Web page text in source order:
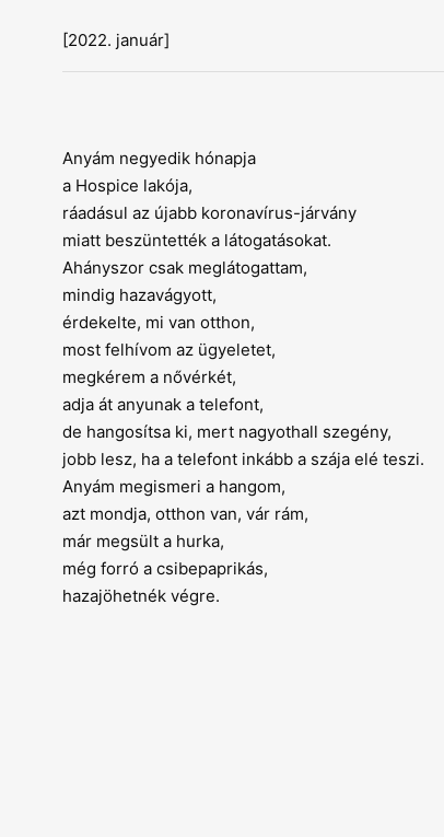
[2022. január]
Anyám negyedik hónapja
a Hospice lakója,
ráadásul az újabb koronavírus-járvány
miatt beszüntették a látogatásokat.
Ahányszor csak meglátogattam,
mindig hazavágyott,
érdekelte, mi van otthon,
most felhívom az ügyeletet,
megkérem a nővérkét,
adja át anyunak a telefont,
de hangosítsa ki, mert nagyothall szegény,
jobb lesz, ha a telefont inkább a szája elé teszi.
Anyám megismeri a hangom,
azt mondja, otthon van, vár rám,
már megsült a hurka,
még forró a csibepaprikás,
hazajöhetnék végre.